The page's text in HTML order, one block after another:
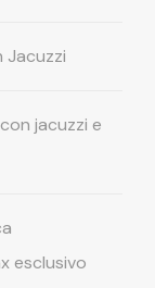
Jacuzzi
jacuzzi e
esclusivo